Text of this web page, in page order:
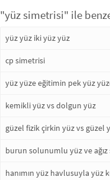
"yüz simetrisi" ile
yüz yüz iki yüz yüz
cp simetrisi
yüz yüze eğitimin pek yüz
kemikli yüz vs dolgun yüz
güzel fizik çirkin yüz vs güzel
burun solunumlu yüz ve
hanımın yüz havlusuyla yüz